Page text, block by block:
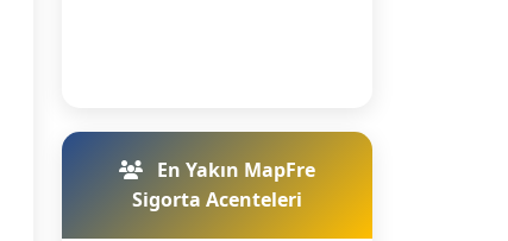
En Yakın MapFre
Sigorta Acenteleri